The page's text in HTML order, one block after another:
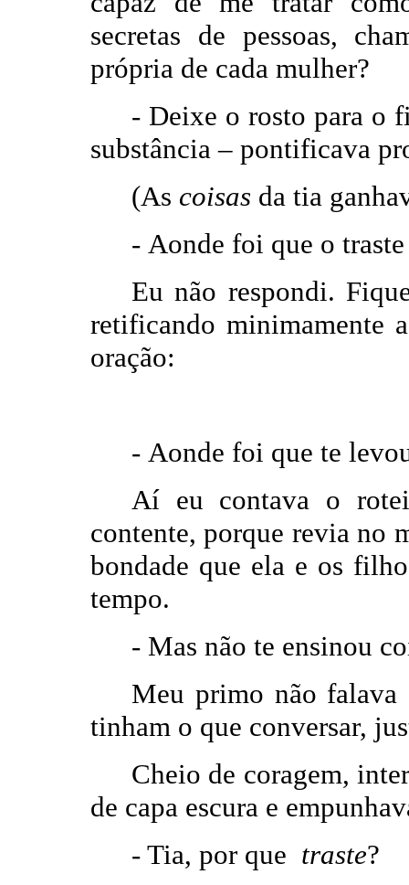
secretas de pessoas,
própria de cada mulher?
- Deixe o rosto para o
substância – pontificava
(As coisas da tia
- Aonde foi que o
Eu não respondi.
retificando minimamente
oração:
- Aonde foi
Aí eu contava o
contente, porque revia no
bondade que ela e os
tempo.
- Mas não te ensinou
Meu primo não falava
tinham o que conversar,
Cheio de coragem,
de capa escura e
- Tia, por que traste?